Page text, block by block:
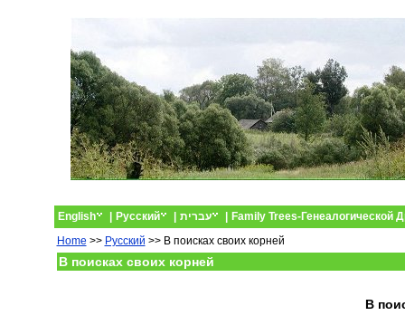
English Русский עברית
Family Trees-Генеалогической
Home >> Русский >> В поисках своих корней
В поисках своих корней
В